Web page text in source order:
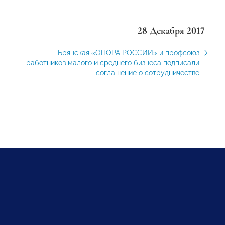
28 Декабря 2017
Брянская «ОПОРА РОССИИ» и профсоюз
работников малого и среднего бизнеса подписали
соглашение о сотрудничестве